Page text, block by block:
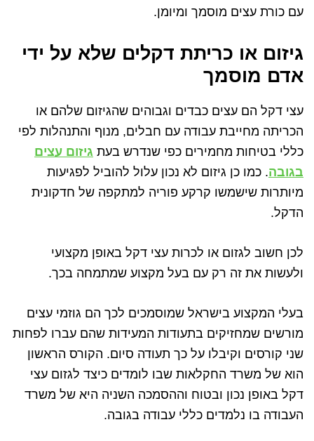
עם כורת עצים מוסמך ומיומן.
גיזום או כריתת דקלים שלא על ידי
אדם מוסמך
עצי דקל הם עצים כבדים וגבוהים שהגיזום שלהם או
הכריתה מחייבת עבודה עם חבלים, מנוף והתנהלות לפי
כללי בטיחות מחמירים כפי שנדרש בעתגיזום עצים
בגובה. כמו כן גיזום לא נכון עלול להוביל לפגיעות
מיותרות שישמשו קרקע פוריה למתקפה של חדקונית
הדקל.
לכן חשוב לגזום או לכרות עצי דקל באופן מקצועי
ולעשות את זה רק עם בעל מקצוע שמתמחה בכך.
בעלי המקצוע בישראל שמוסמכים לכך הם גוזמי עצים
מורשים שמחזיקים בתעודות המעידות שהם עברו לפחות
שני קורסים וקיבלו על כך תעודה סיום. הקורס הראשון
הוא של משרד החקלאות שבו לומדים כיצד לגזום עצי
דקל באופן נכון ובטוח וההסמכה השניה היא של משרד
העבודה בו נלמדים כללי עבודה בגובה.